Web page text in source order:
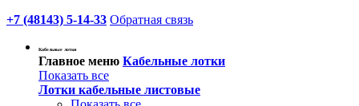
+7 (48143) 5-14-33 Обратная связь
Кабельные лотки
Главное меню Кабельные лотки
Показать все
Лотки кабельные листовые